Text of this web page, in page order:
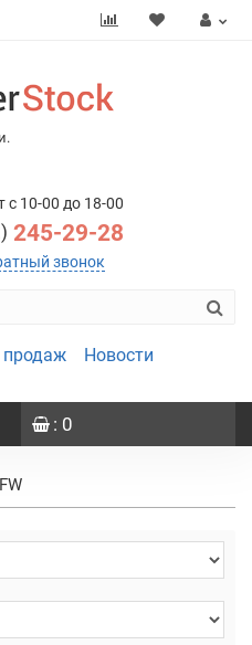
с 10-00 до 18-00
245-29-28
звонок
Новости
: 0